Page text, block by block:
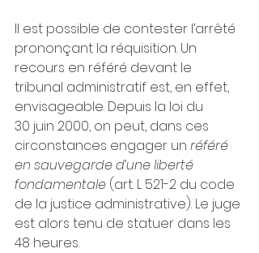
Il est possible de contester l’arrêté
prononçant la réquisition. Un
recours en référé devant le
tribunal administratif est, en effet,
envisageable. Depuis la loi du
30 juin 2000, on peut, dans ces
circonstances engager un référé
en sauvegarde d’une liberté
fondamentale (art. L 521-2 du code
de la justice administrative). Le juge
est alors tenu de statuer dans les
48 heures.